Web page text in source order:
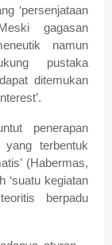
‘persenjataan
gagasan
namun
pustaka
ditemukan
penerapan
yang terbentuk
(Habermas,
‘suatu kegiatan
berpadu